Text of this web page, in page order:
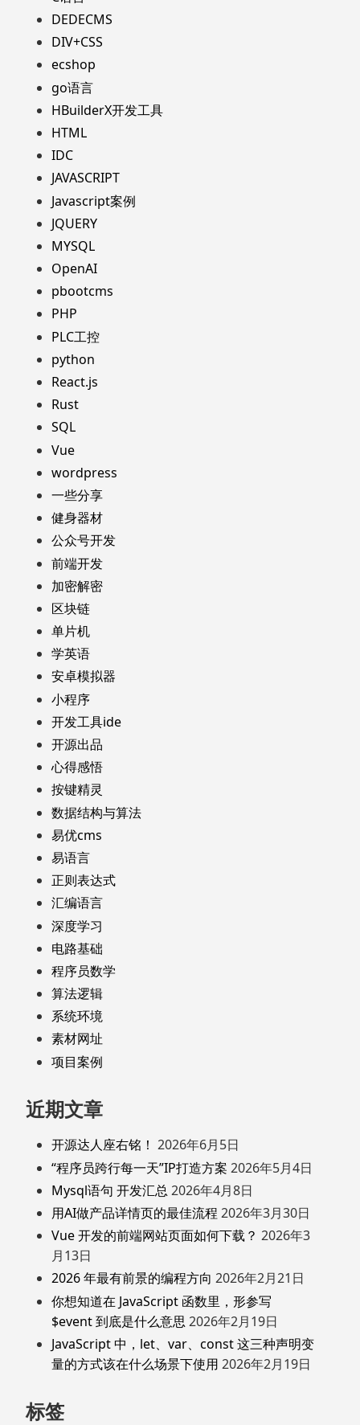
DEDECMS
DIV+CSS
ecshop
go语言
HBuilderX开发工具
HTML
IDC
JAVASCRIPT
Javascript案例
JQUERY
MYSQL
OpenAI
pbootcms
PHP
PLC工控
python
React.js
Rust
SQL
Vue
wordpress
一些分享
健身器材
公众号开发
前端开发
加密解密
区块链
单片机
学英语
安卓模拟器
小程序
开发工具ide
开源出品
心得感悟
按键精灵
数据结构与算法
易优cms
易语言
正则表达式
汇编语言
深度学习
电路基础
程序员数学
算法逻辑
系统环境
素材网址
项目案例
近期文章
开源达人座右铭！ 2026年6月5日
“程序员跨行每一天”IP打造方案 2026年5月4日
Mysql语句 开发汇总 2026年4月8日
用AI做产品详情页的最佳流程 2026年3月30日
Vue 开发的前端网站页面如何下载？ 2026年3
月13日
2026 年最有前景的编程方向 2026年2月21日
你想知道在 JavaScript 函数里，形参写
$event 到底是什么意思 2026年2月19日
JavaScript 中，let、var、const 这三种声明变
量的方式该在什么场景下使用 2026年2月19日
标签